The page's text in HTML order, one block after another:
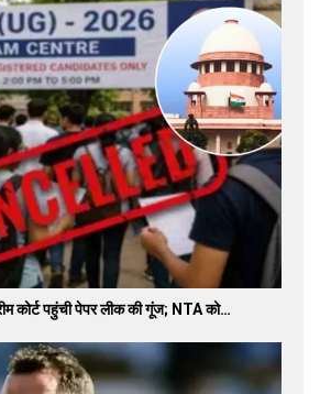
कोर्ट पहुंची पेपर लीक की गूंज; NTA को…